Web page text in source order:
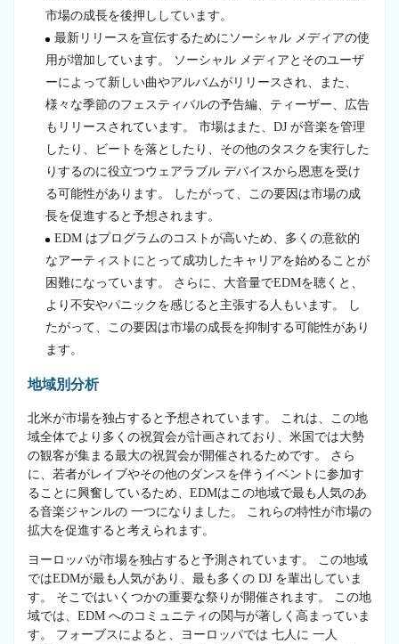
市場の成長を後押ししています。
最新リリースを宣伝するためにソーシャル メディアの使
用が増加しています。 ソーシャル メディアとそのユーザ
ーによって新しい曲やアルバムがリリースされ、また、
様々な季節のフェスティバルの予告編、ティーザー、広告
もリリースされています。 市場はまた、DJ が音楽を管理
したり、ビートを落としたり、その他のタスクを実行した
りするのに役立つウェアラブル デバイスから恩恵を受け
る可能性があります。 したがって、この要因は市場の成
長を促進すると予想されます。
EDM はプログラムのコストが高いため、多くの意欲的
なアーティストにとって成功したキャリアを始めることが
困難になっています。 さらに、大音量でEDMを聴くと、
より不安やパニックを感じると主張する人もいます。 し
たがって、この要因は市場の成長を抑制する可能性があり
ます。
地域別分析
北米が市場を独占すると予想されています。 これは、この地
域全体でより多くの祝賀会が計画されており、米国では大勢
の観客が集まる最大の祝賀会が開催されるためです。 さら
に、若者がレイブやその他のダンスを伴うイベントに参加す
ることに興奮しているため、EDMはこの地域で最も人気のあ
る音楽ジャンルの 一つになりました。 これらの特性が市場の
拡大を促進すると考えられます。
ヨーロッパが市場を独占すると予測されています。 この地域
ではEDMが最も人気があり、最も多くの DJ を輩出していま
す。 そこではいくつかの重要な祭りが開催されます。 この地
域では、EDM へのコミュニティの関与が著しく高まっていま
す。 フォーブスによると、ヨーロッパでは 七人に 一人